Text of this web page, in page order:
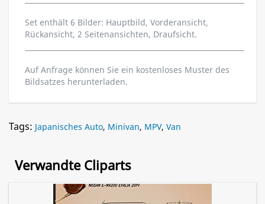
Set enthält 6 Bilder: Hauptbild, Vorderansicht,
Rückansicht, 2 Seitenansichten, Draufsicht.
Auf Anfrage können Sie ein kostenloses Muster des
Bildsatzes herunterladen.
Tags: Japanisches Auto, Minivan, MPV, Van
Verwandte Cliparts